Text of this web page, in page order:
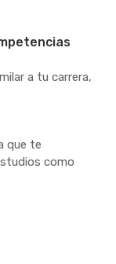
a tu carrera,
que te
como